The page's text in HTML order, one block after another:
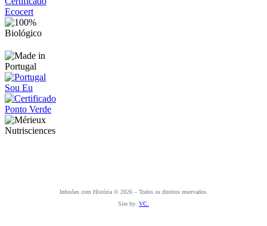
Infusões com História © 2026 – Todos os direitos reservados.
Site by: VC.